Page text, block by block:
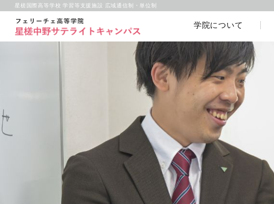
星槎国際高等学校 学習等支援施設 広域通信制・単位制
学院について